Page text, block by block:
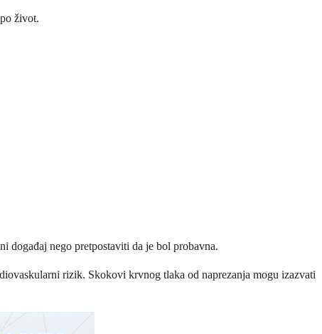
život.
događaj nego pretpostaviti da je bol probavna.
rizik. Skokovi krvnog tlaka od naprezanja mogu izazvati